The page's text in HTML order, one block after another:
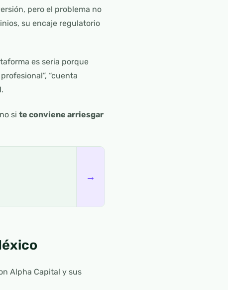
pero el problema no
su encaje regulatorio
es seria porque
“cuenta
.
si te conviene arriesgar
→
Alpha Capital y sus